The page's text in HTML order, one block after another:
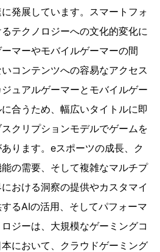
発展しています。スマートフォ
テクノロジーへの文化的変化に
マーやモバイルゲーマーの間
コンテンツへの容易なアクセス
ュアルゲーマーとモバイルゲー
合うため、幅広いタイトルに即
クリプションモデルでゲームを
ります。eスポーツの成長、ク
の需要、そして複雑なマルチプ
おける洞察の提供やカスタマイ
るAIの活用、そしてパフォーマ
ジーは、大規模なゲーミングコ
において、クラウドゲーミング